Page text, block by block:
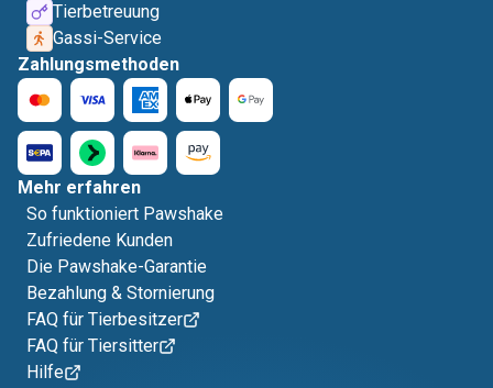
Tierbetreuung
Gassi-Service
Zahlungsmethoden
Mehr erfahren
So funktioniert Pawshake
Zufriedene Kunden
Die Pawshake-Garantie
Bezahlung & Stornierung
FAQ für Tierbesitzer
FAQ für Tiersitter
Hilfe